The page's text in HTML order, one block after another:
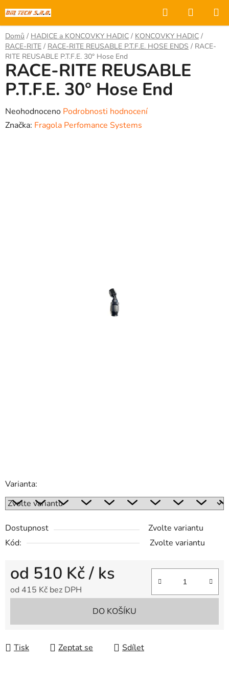
na
obsah
Hledat
KOŠÍK
Domů / HADICE a KONCOVKY HADIC / KONCOVKY HADIC /
RACE-RITE / RACE-RITE REUSABLE P.T.F.E. HOSE ENDS / RACE-
RITE REUSABLE P.T.F.E. 30° Hose End
Varianta:
Dostupnost
Zvolte variantu
Kód:
Zvolte variantu
od 510 Kč/ ks
od 415 Kč bez DPH
DO KOŠÍKU
Tisk Zeptat se Sdílet
RACE-RITE REUSABLE
P.T.F.E. 30° Hose End
Průměrné
hodnocení
Neohodnoceno Podrobnosti hodnocení
Značka: Fragola Perfomance Systems